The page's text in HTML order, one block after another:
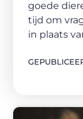
goede
tijd om
in plaats